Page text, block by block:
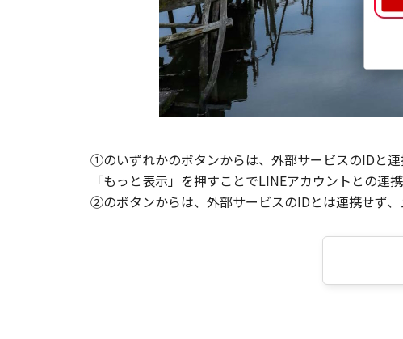
①のいずれかのボタンからは、外部サービスのIDと
「もっと表示」を押すことでLINEアカウントとの連携
②のボタンからは、外部サービスのIDとは連携せず、